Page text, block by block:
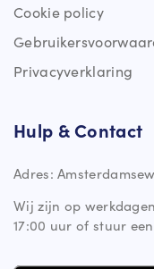
Cookie policy
Privacyverklaring
Hulp & Contact
Adres:
Wij zijn op
17:00 uur of stuur